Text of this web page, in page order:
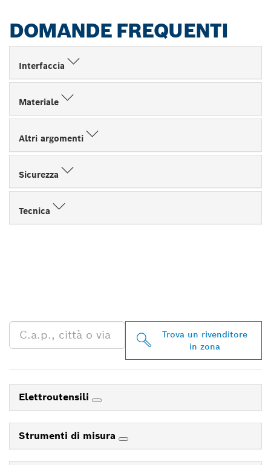
DOMANDE FREQUENTI
Interfaccia
Materiale
Altri argomenti
Sicurezza
Tecnica
Trova un rivenditore
in zona
Elettroutensili
Strumenti di misura